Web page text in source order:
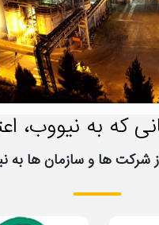
که به نیووب،